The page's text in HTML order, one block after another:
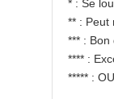
* : Se
** : Peut
*** : Bon
**** :
***** :